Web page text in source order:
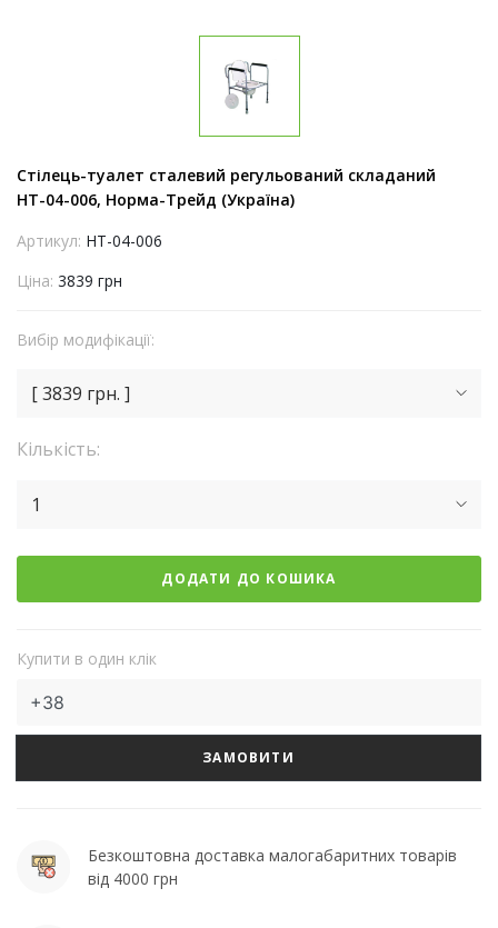
Стілець-туалет сталевий регульований складаний
НТ-04-006, Норма-Трейд (Україна)
Артикул: НТ-04-006
Ціна: 3839 грн
Вибір модифікації:
[ 3839 грн. ]
Кількість:
1
ДОДАТИ ДО КОШИКА
Купити в один клік
ЗАМОВИТИ
Безкоштовна доставка малогабаритних товарів
від 4000 грн